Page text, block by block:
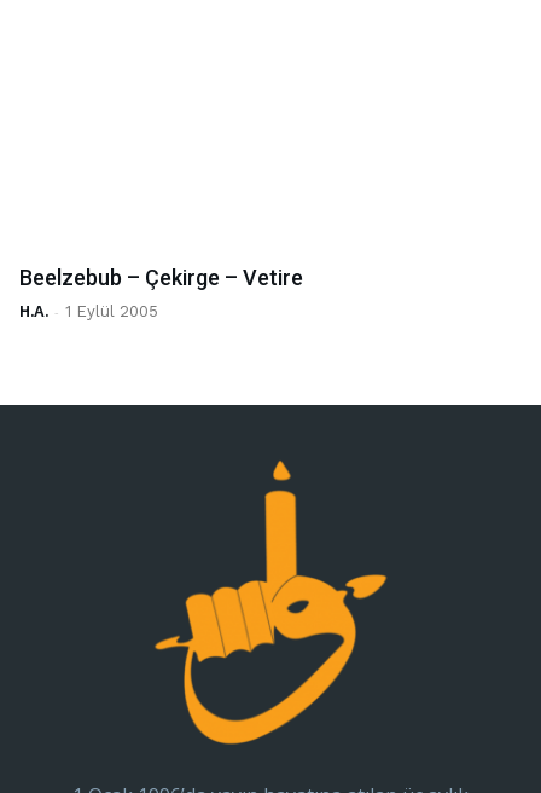
Beelzebub – Çekirge – Vetire
H.A. - 1 Eylül 2005